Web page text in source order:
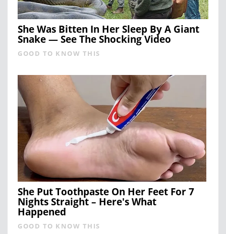
She Was Bitten In Her Sleep By A Giant
Snake — See The Shocking Video
GOOD TO KNOW THIS
She Put Toothpaste On Her Feet For 7
Nights Straight – Here's What
Happened
GOOD TO KNOW THIS